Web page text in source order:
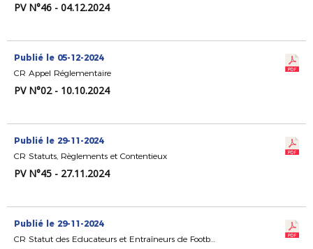
PV N°46 - 04.12.2024
Publié le 05-12-2024
CR Appel Réglementaire
PV N°02 - 10.10.2024
Publié le 29-11-2024
CR Statuts, Règlements et Contentieux
PV N°45 - 27.11.2024
Publié le 29-11-2024
CR Statut des Educateurs et Entraîneurs de Football